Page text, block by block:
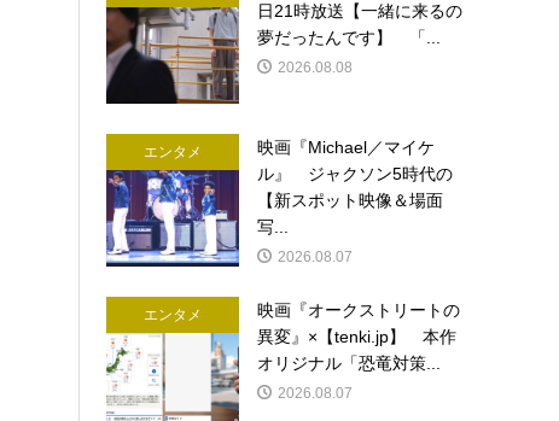
日21時放送【一緒に来るの
夢だったんです】 「...
2026.08.08
エンタメ
映画『Michael／マイケ
ル』 ジャクソン5時代の
【新スポット映像＆場面
写...
2026.08.07
エンタメ
映画『オークストリートの
異変』×【tenki.jp】 本作
オリジナル「恐竜対策...
2026.08.07